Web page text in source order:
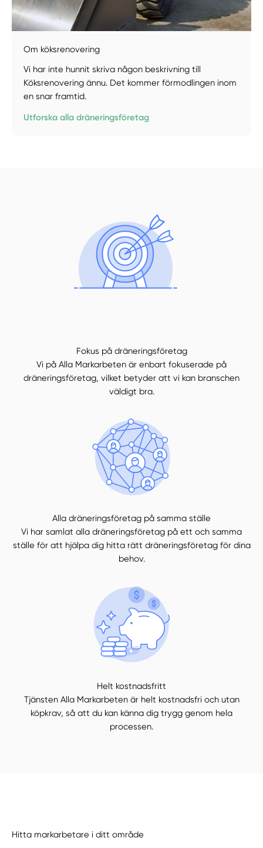
Manuellt Få hjälp
Välj tillvägagångssätt
Om köksrenovering
Vi har inte hunnit skriva någon beskrivning till
Köksrenovering ännu. Det kommer förmodlingen inom
en snar framtid.
Utforska alla dräneringsföretag
Fokus på dräneringsföretag
Vi på Alla Markarbeten är enbart fokuserade på
dräneringsföretag, vilket betyder att vi kan branschen
väldigt bra.
Alla dräneringsföretag på samma ställe
Vi har samlat alla dräneringsföretag på ett och samma
ställe för att hjälpa dig hitta rätt dräneringsföretag för dina
behov.
Helt kostnadsfritt
Tjänsten Alla Markarbeten är helt kostnadsfri och utan
köpkrav, så att du kan känna dig trygg genom hela
processen.
Hitta markarbetare i ditt område